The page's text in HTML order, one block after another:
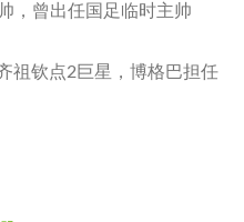
，曾出任国足临时主帅
祖钦点2巨星，博格巴担任